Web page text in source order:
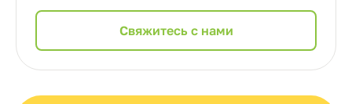
Cвяжитесь с нами